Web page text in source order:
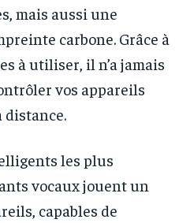
mais aussi une
carbone. Grâce à
à utiliser, il n’a jamais
vos appareils
distance.
les plus
vocaux jouent un
capables de